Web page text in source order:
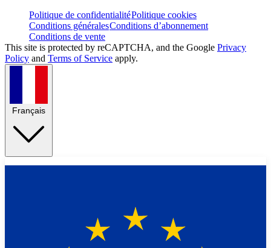
Politique de confidentialitéPolitique cookies
Conditions généralesConditions d’abonnement
Conditions de vente
This site is protected by reCAPTCHA, and the Google Privacy
Policy and Terms of Service apply.
Français